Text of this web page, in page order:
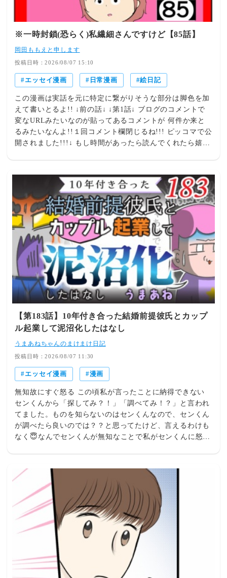
※一時封鎖(恐らく)私繊細さんですけど【85話】
岡田ももえと申します
投稿日時：2026/08/07 15:10
エッセイ漫画 日常漫画 絵日記
この漫画は実話を元に特定に繋がりそうな部分は脚色を加
えて書いとるよ!! ↓前の話↓ ↓第1話↓ ブログのコメントで
変なURLみたいなのが貼ってあるコメントが 何件か来と
るみたいなんよ!!１回コメント欄閉じるね!!! ピッコマで公
開されました!!!↓ もし時間があったら読んでくれたら嬉し
言われたことを根に持っているつら杉↓】 【隙あらばマウ
ントを取ってくるつら杉↓】 【つら杉エピソード↓】 (SNS
に無断で顔写真を投稿↓) (繊細だと言い電話に出ない↓)
【リモート中に逆切れしてくる↓】 【私のどこが他人任
せ?↓】 【お客様は神様ではありません↓】 【何か質問はあ
りますか？↓】 【寒いので冷房消します↓】 【離婚届を勝
手に提出された話↓】 【食べ物残して何が悪いシリーズ
↓】 【妻は２番目シリーズ↓】 【ガキ夫シリーズ↓】 【育
休シリーズ↓】 【暴走義母と戦ってますシリーズ↓】
【第183話】10年付き合った結婚前提彼氏とカップ
ル起業して泥沼化したはなし
うまあねちゃんのまけまけ日記
投稿日時：2026/08/07 11:30
エッセイ漫画 漫画
無知故にすぐ怒る この頃私が言ったことに納得できない
センくんから「探してみ？！」「調べてみ！？」と言われ
てました。ものを知らないのはセンくんなので、センくん
が調べたら良いのでは？？と思ってたけど、言えるわけも
なく😇なんでセンくんが無知なことで私がセンくんに怒ら
ル起業してカップル起業して泥沼化したはなし/Kindleイン
ディーズマンガ